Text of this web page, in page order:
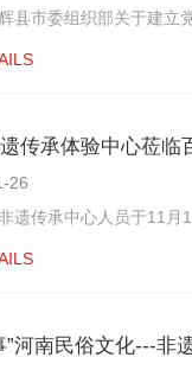
市委组织部关于建立党
传承体验中心莅临
26
传承中心人员于11月11
”河南民俗文化---非